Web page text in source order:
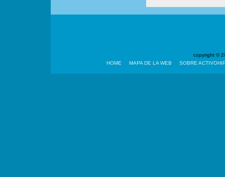
copyright ©
HOME
MAPA DE LA WEB SOBRE